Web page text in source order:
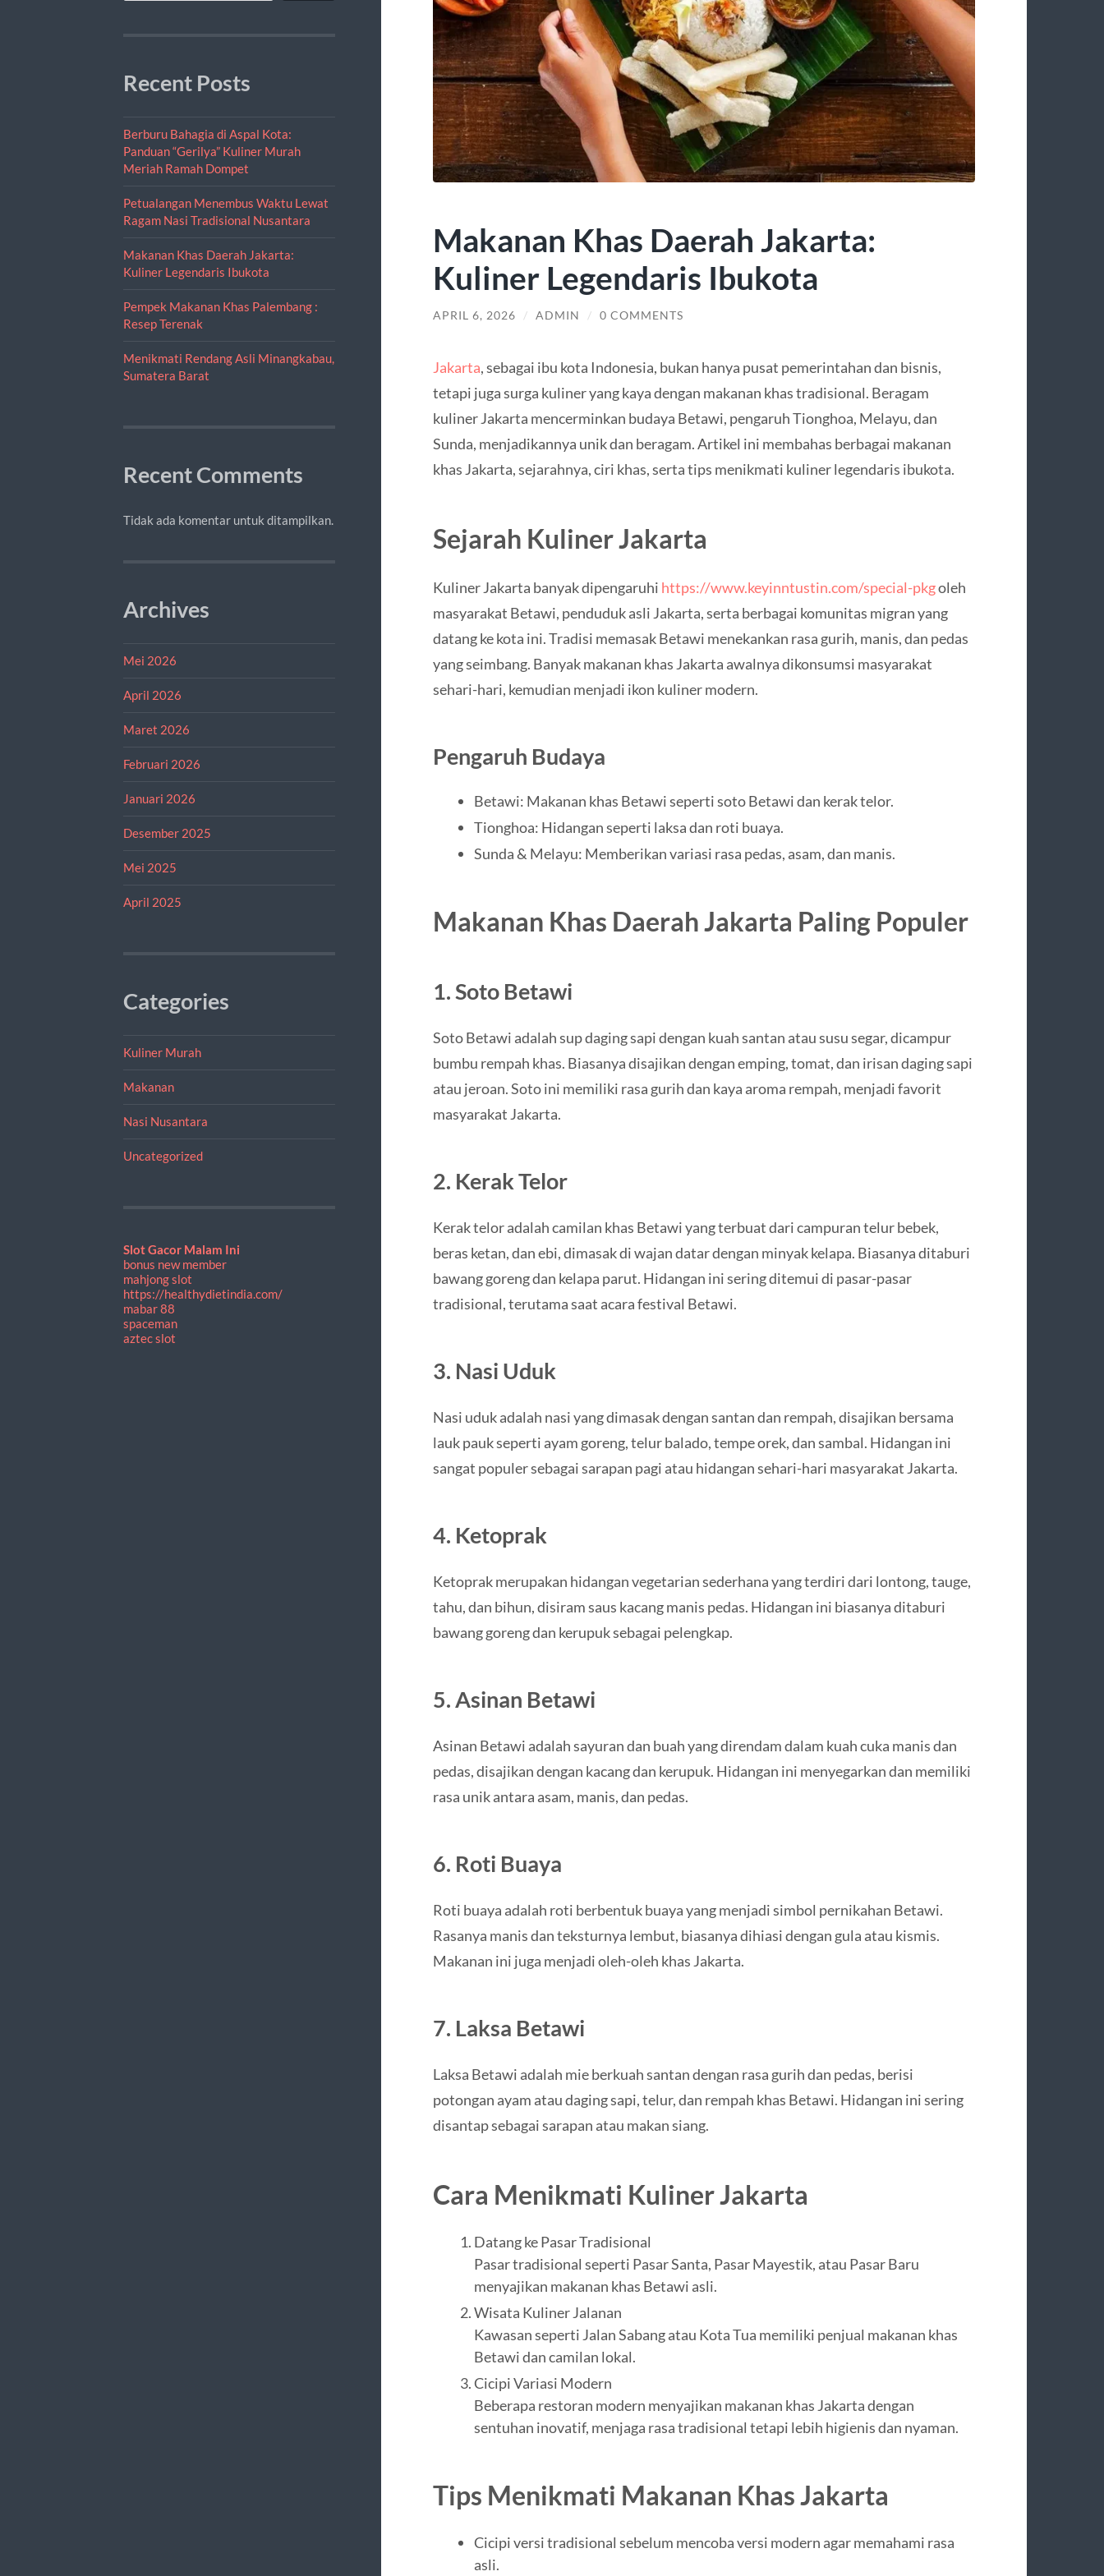
Recent Posts
Berburu Bahagia di Aspal Kota:
Panduan “Gerilya” Kuliner Murah
Meriah Ramah Dompet
Petualangan Menembus Waktu Lewat
Ragam Nasi Tradisional Nusantara
Makanan Khas Daerah Jakarta:
Kuliner Legendaris Ibukota
Pempek Makanan Khas Palembang :
Resep Terenak
Menikmati Rendang Asli Minangkabau,
Sumatera Barat
Recent Comments
Tidak ada komentar untuk ditampilkan.
Archives
Mei 2026
April 2026
Maret 2026
Februari 2026
Januari 2026
Desember 2025
Mei 2025
April 2025
Categories
Kuliner Murah
Makanan
Nasi Nusantara
Uncategorized
Slot Gacor Malam Ini
bonus new member
mahjong slot
https://healthydietindia.com/
mabar 88
spaceman
aztec slot
Makanan Khas Daerah Jakarta:
Kuliner Legendaris Ibukota
APRIL 6, 2026 / ADMIN / 0 COMMENTS
Jakarta, sebagai ibu kota Indonesia, bukan hanya pusat pemerintahan dan bisnis,
tetapi juga surga kuliner yang kaya dengan makanan khas tradisional. Beragam
kuliner Jakarta mencerminkan budaya Betawi, pengaruh Tionghoa, Melayu, dan
Sunda, menjadikannya unik dan beragam. Artikel ini membahas berbagai makanan
khas Jakarta, sejarahnya, ciri khas, serta tips menikmati kuliner legendaris ibukota.
Sejarah Kuliner Jakarta
Kuliner Jakarta banyak dipengaruhi https://www.keyinntustin.com/special-pkgoleh
masyarakat Betawi, penduduk asli Jakarta, serta berbagai komunitas migran yang
datang ke kota ini. Tradisi memasak Betawi menekankan rasa gurih, manis, dan pedas
yang seimbang. Banyak makanan khas Jakarta awalnya dikonsumsi masyarakat
sehari-hari, kemudian menjadi ikon kuliner modern.
Pengaruh Budaya
Betawi: Makanan khas Betawi seperti soto Betawi dan kerak telor.
Tionghoa: Hidangan seperti laksa dan roti buaya.
Sunda & Melayu: Memberikan variasi rasa pedas, asam, dan manis.
Makanan Khas Daerah Jakarta Paling Populer
1. Soto Betawi
Soto Betawi adalah sup daging sapi dengan kuah santan atau susu segar, dicampur
bumbu rempah khas. Biasanya disajikan dengan emping, tomat, dan irisan daging sapi
atau jeroan. Soto ini memiliki rasa gurih dan kaya aroma rempah, menjadi favorit
masyarakat Jakarta.
2. Kerak Telor
Kerak telor adalah camilan khas Betawi yang terbuat dari campuran telur bebek,
beras ketan, dan ebi, dimasak di wajan datar dengan minyak kelapa. Biasanya ditaburi
bawang goreng dan kelapa parut. Hidangan ini sering ditemui di pasar-pasar
tradisional, terutama saat acara festival Betawi.
3. Nasi Uduk
Nasi uduk adalah nasi yang dimasak dengan santan dan rempah, disajikan bersama
lauk pauk seperti ayam goreng, telur balado, tempe orek, dan sambal. Hidangan ini
sangat populer sebagai sarapan pagi atau hidangan sehari-hari masyarakat Jakarta.
4. Ketoprak
Ketoprak merupakan hidangan vegetarian sederhana yang terdiri dari lontong, tauge,
tahu, dan bihun, disiram saus kacang manis pedas. Hidangan ini biasanya ditaburi
bawang goreng dan kerupuk sebagai pelengkap.
5. Asinan Betawi
Asinan Betawi adalah sayuran dan buah yang direndam dalam kuah cuka manis dan
pedas, disajikan dengan kacang dan kerupuk. Hidangan ini menyegarkan dan memiliki
rasa unik antara asam, manis, dan pedas.
6. Roti Buaya
Roti buaya adalah roti berbentuk buaya yang menjadi simbol pernikahan Betawi.
Rasanya manis dan teksturnya lembut, biasanya dihiasi dengan gula atau kismis.
Makanan ini juga menjadi oleh-oleh khas Jakarta.
7. Laksa Betawi
Laksa Betawi adalah mie berkuah santan dengan rasa gurih dan pedas, berisi
potongan ayam atau daging sapi, telur, dan rempah khas Betawi. Hidangan ini sering
disantap sebagai sarapan atau makan siang.
Cara Menikmati Kuliner Jakarta
Datang ke Pasar Tradisional
Pasar tradisional seperti Pasar Santa, Pasar Mayestik, atau Pasar Baru
menyajikan makanan khas Betawi asli.
Wisata Kuliner Jalanan
Kawasan seperti Jalan Sabang atau Kota Tua memiliki penjual makanan khas
Betawi dan camilan lokal.
Cicipi Variasi Modern
Beberapa restoran modern menyajikan makanan khas Jakarta dengan
sentuhan inovatif, menjaga rasa tradisional tetapi lebih higienis dan nyaman.
Tips Menikmati Makanan Khas Jakarta
Cicipi versi tradisional sebelum mencoba versi modern agar memahami rasa
asli.